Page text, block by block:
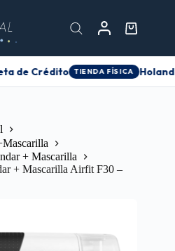
de Crédito TIENDA FÍSICA
+ Mascarilla
+ Mascarilla Airfit F30 –